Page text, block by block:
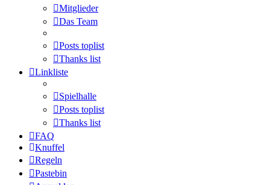
Mitglieder
Das Team
Posts toplist
Thanks list
Linkliste
Spielhalle
Posts toplist
Thanks list
FAQ
Knuffel
Regeln
Pastebin